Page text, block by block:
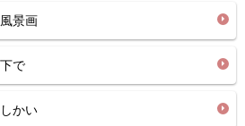
景画
で
かい